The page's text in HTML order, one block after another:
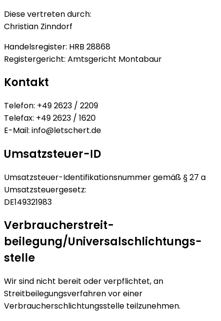
Diese vertreten durch:
Christian Zinndorf
Handelsregister: HRB 28868
Registergericht: Amtsgericht Montabaur
Kontakt
Telefon: +49 2623 / 2209
Telefax: +49 2623 / 1620
E-Mail: info@letschert.de
Umsatzsteuer-ID
Umsatzsteuer-Identifikationsnummer gemäß § 27 a
Umsatzsteuergesetz:
DE149321983
Verbraucher­streit­
beilegung/Universal­schlichtungs­
stelle
Wir sind nicht bereit oder verpflichtet, an
Streitbeilegungsverfahren vor einer
Verbraucherschlichtungsstelle teilzunehmen.